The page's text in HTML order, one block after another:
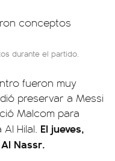
durante el partido.
fueron muy
preservar a Messi
Malcom para
Hilal. El jueves,
Nassr.